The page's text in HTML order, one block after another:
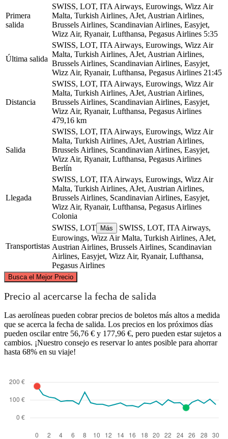
Primera
salida
SWISS, LOT, ITA Airways, Eurowings, Wizz Air
Malta, Turkish Airlines, AJet, Austrian Airlines,
Brussels Airlines, Scandinavian Airlines, Easyjet,
Wizz Air, Ryanair, Lufthansa, Pegasus Airlines 5:35
Última salida
SWISS, LOT, ITA Airways, Eurowings, Wizz Air
Malta, Turkish Airlines, AJet, Austrian Airlines,
Brussels Airlines, Scandinavian Airlines, Easyjet,
Wizz Air, Ryanair, Lufthansa, Pegasus Airlines 21:45
Distancia
SWISS, LOT, ITA Airways, Eurowings, Wizz Air
Malta, Turkish Airlines, AJet, Austrian Airlines,
Brussels Airlines, Scandinavian Airlines, Easyjet,
Wizz Air, Ryanair, Lufthansa, Pegasus Airlines
479,16 km
Salida
SWISS, LOT, ITA Airways, Eurowings, Wizz Air
Malta, Turkish Airlines, AJet, Austrian Airlines,
Brussels Airlines, Scandinavian Airlines, Easyjet,
Wizz Air, Ryanair, Lufthansa, Pegasus Airlines
Berlín
Llegada
SWISS, LOT, ITA Airways, Eurowings, Wizz Air
Malta, Turkish Airlines, AJet, Austrian Airlines,
Brussels Airlines, Scandinavian Airlines, Easyjet,
Wizz Air, Ryanair, Lufthansa, Pegasus Airlines
Colonia
Transportistas
SWISS, LOT Más
SWISS, LOT, ITA Airways,
Eurowings, Wizz Air Malta, Turkish Airlines, AJet,
Austrian Airlines, Brussels Airlines, Scandinavian
Airlines, Easyjet, Wizz Air, Ryanair, Lufthansa,
Pegasus Airlines
Busca el Mejor Precio
Precio al acercarse la fecha de salida
Las aerolíneas pueden cobrar precios de boletos más altos a medida
que se acerca la fecha de salida. Los precios en los próximos días
pueden oscilar entre 56,76 € y 177,96 €, pero pueden estar sujetos a
cambios. ¡Nuestro consejo es reservar lo antes posible para ahorrar
hasta 68% en su viaje!